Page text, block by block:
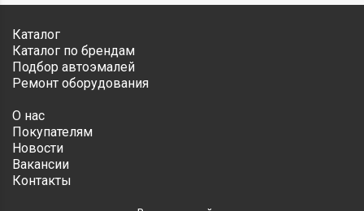
Каталог
Каталог по брендам
Подбор автоэмалей
Ремонт оборудования
О нас
Покупателям
Новости
Вакансии
Контакты